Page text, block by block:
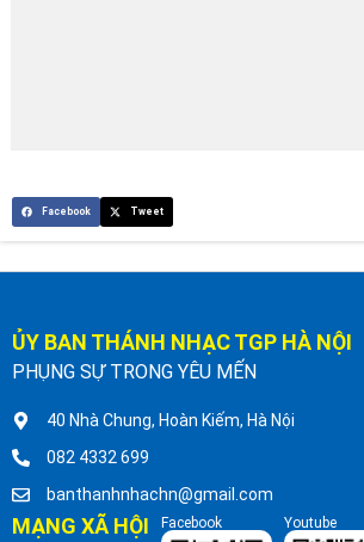
Facebook Tweet
ỦY BAN THÁNH NHẠC TGP HÀ NỘI
PHỤNG SỰ TRONG YÊU MẾN
40 Nhà Chung, Hoàn Kiếm, Hà Nội
082 4332 699
banthanhnhachn@gmail.com
MẠNG XÃ HỘI Facebook Youtube